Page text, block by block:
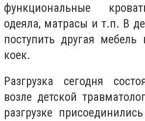
функциональные
одеяла, матрасы и т.п. В
поступить другая
коек.
Разгрузка сегодня
возле детской
разгрузке